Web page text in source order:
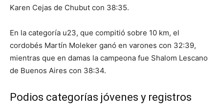
Karen Cejas de Chubut con 38:35.
En la categoría u23, que compitió sobre 10 km, el
cordobés Martín Moleker ganó en varones con 32:39,
mientras que en damas la campeona fue Shalom Lescano
de Buenos Aires con 38:34.
Podios categorías jóvenes y registros